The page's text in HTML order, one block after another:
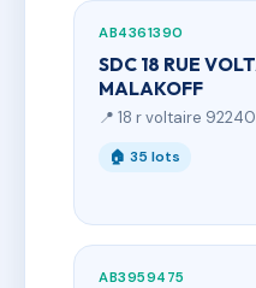
AB4361390
SDC 18 RUE
MALAKOFF
📍 18 r voltaire
🏠 35 lots
AB3959475